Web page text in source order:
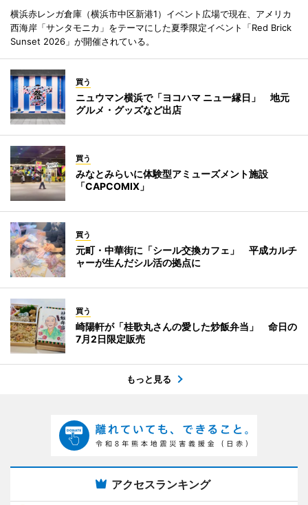
横浜赤レンガ倉庫（横浜市中区新港1）イベント広場で現在、アメリカ
西海岸「サンタモニカ」をテーマにした夏季限定イベント「Red Brick
Sunset 2026」が開催されている。
買う
ニュウマン横浜で「ヨコハマ ニュー縁日」 地元
グルメ・グッズなど出店
買う
みなとみらいに体験型アミューズメント施設
「CAPCOMIX」
買う
元町・中華街に「シール交換カフェ」 平成カルチ
ャーが生んだシル活の拠点に
買う
崎陽軒が「桂歌丸さんの愛した炒飯弁当」 命日の
7月2日限定販売
もっと見る
アクセスランキング